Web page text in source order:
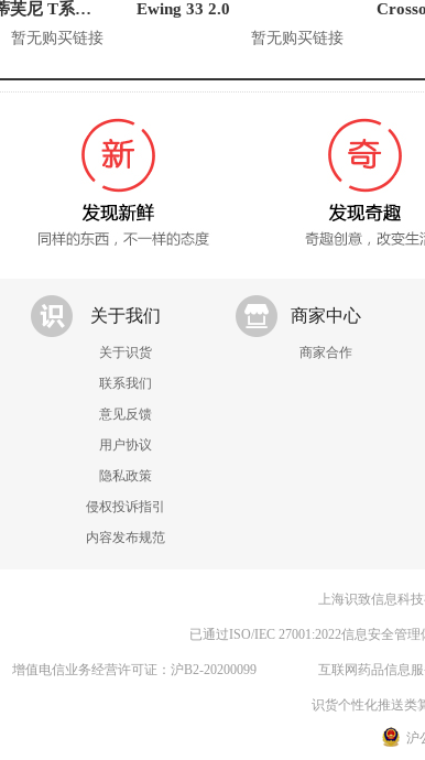
Tiffany&Co./蒂芙尼 T系列 18K玫瑰金手镯
暂无购买链接
Ewing 33 2.0
暂无购买链接
关于我们
关于识货
联系我们
意见反馈
用户协议
隐私政策
侵权投诉指引
内容发布规范
商家中心
商家合作
上海识致信息科
已通过ISO/IEC 27001:2022信息安全管理
增值电信业务经营许可证：沪B2-20200099 互联网药品信息
识货个性化推送类
沪